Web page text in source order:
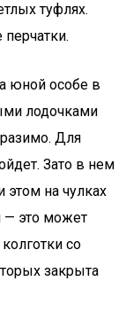
туфлях.
юной особе в
лодочками
Для
Зато в нем
этом на чулках
— это может
со
закрыта